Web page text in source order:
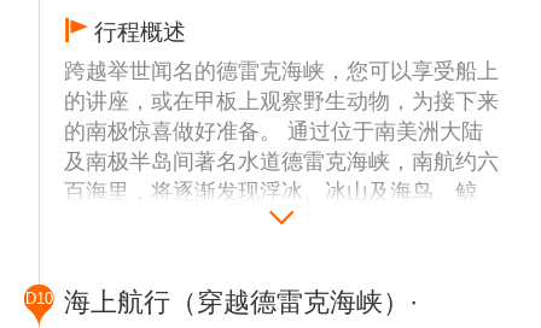
温馨提示：最终登船时间需以船方当天最终确
认时间为准。
行程概述
跨越举世闻名的德雷克海峡，您可以享受船上
的讲座，或在甲板上观察野生动物，为接下来
的南极惊喜做好准备。 通过位于南美洲大陆
及南极半岛间著名水道德雷克海峡，南航约六
百海里，将逐渐发现浮冰、冰山及海鸟、鲸
鱼。在穿越大海前往南极的旅程中，船上将举
《南极条约》不仅让这片大陆远离了军事，也
D10 海上航行（穿越德雷克海峡）·